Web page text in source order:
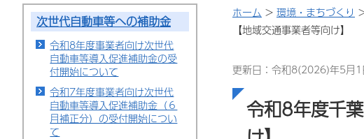
次世代自動車等への補助金
令和8年度事業者向け次世代
自動車等導入促進補助金の受
付開始について
令和7年度事業者向け次世代
自動車等導入促進補助金（６
月補正分）の受付開始につい
て
ホーム > 環境・まちづくり
【地域交通事業者等向け】
更新日：令和8(2026)年5月1
令和8年度千